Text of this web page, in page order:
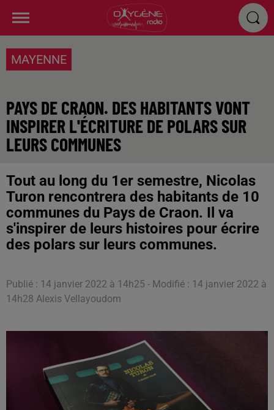
MAYENNE
PAYS DE CRAON. DES HABITANTS VONT
INSPIRER L'ÉCRITURE DE POLARS SUR
LEURS COMMUNES
Tout au long du 1er semestre, Nicolas
Turon rencontrera des habitants de 10
communes du Pays de Craon. Il va
s'inspirer de leurs histoires pour écrire
des polars sur leurs communes.
Publié : 14 janvier 2022 à 14h25 - Modifié : 14 janvier 2022 à
14h28 Alexis Vellayoudom